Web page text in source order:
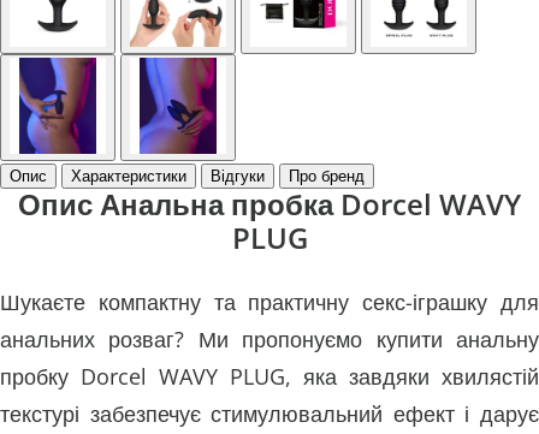
Опис Характеристики Відгуки Про бренд
Опис Анальна пробка Dorcel WAVY
PLUG
Шукаєте компактну та практичну секс-іграшку для
анальних розваг? Ми пропонуємо купити анальну
пробку Dorcel WAVY PLUG, яка завдяки хвилястій
текстурі забезпечує стимулювальний ефект і дарує